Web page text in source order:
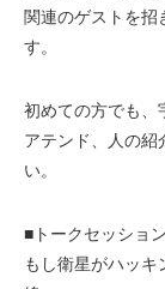
関連のゲストを招
す。
初めての方でも、
アテンド、人の紹
い。
■トークセッション
もし衛星がハッ